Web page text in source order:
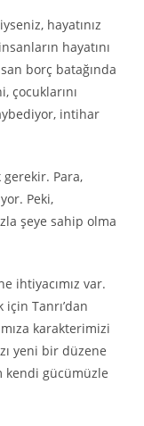
hayatınız
hayatını
borç batağında
çocuklarını
intihar
Para,
Peki,
şeye sahip olma
ihtiyacımız var.
Tanrı’dan
karakterimizi
yeni bir düzene
kendi gücümüzle